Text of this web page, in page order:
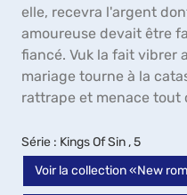
elle, recevra l'argent
amoureuse devait être
fiancé. Vuk la fait vibrer
mariage tourne à la
rattrape et menace tout
Série : Kings Of Sin , 5
Voir la collection «New